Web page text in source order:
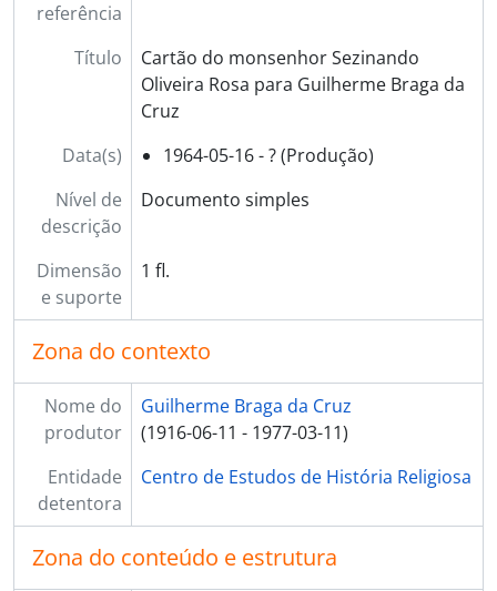
referência
Título
Cartão do monsenhor Sezinando
Oliveira Rosa para Guilherme Braga da
Cruz
Data(s)
1964-05-16 - ? (Produção)
Nível de
descrição
Documento simples
Dimensão
e suporte
1 fl.
Zona do contexto
Nome do
produtor
Guilherme Braga da Cruz
(1916-06-11 - 1977-03-11)
Entidade
detentora
Centro de Estudos de História Religiosa
Zona do conteúdo e estrutura